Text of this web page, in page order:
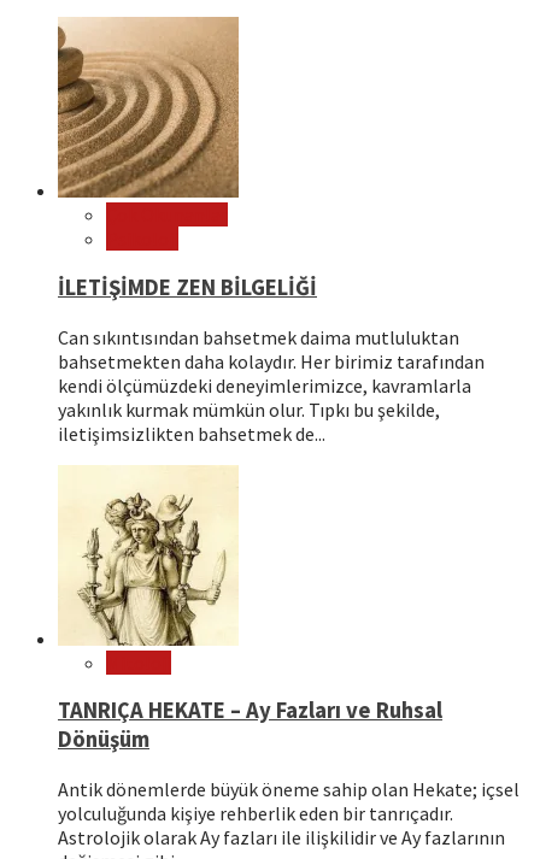
İLETİŞİMDE ZEN BİLGELİĞİ
Can sıkıntısından bahsetmek daima mutluluktan
bahsetmekten daha kolaydır. Her birimiz tarafından
kendi ölçümüzdeki deneyimlerimizce, kavramlarla
yakınlık kurmak mümkün olur. Tıpkı bu şekilde,
iletişimsizlikten bahsetmek de...
TANRIÇA HEKATE – Ay Fazları ve Ruhsal
Dönüşüm
Antik dönemlerde büyük öneme sahip olan Hekate; içsel
yolculuğunda kişiye rehberlik eden bir tanrıçadır.
Astrolojik olarak Ay fazları ile ilişkilidir ve Ay fazlarının